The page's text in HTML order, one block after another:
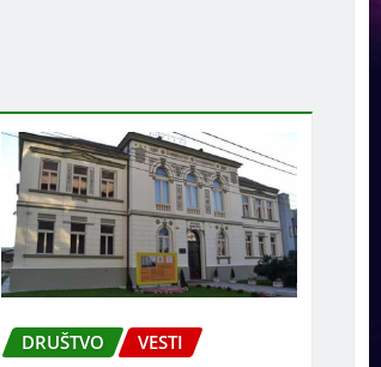
DRUŠTVO VESTI